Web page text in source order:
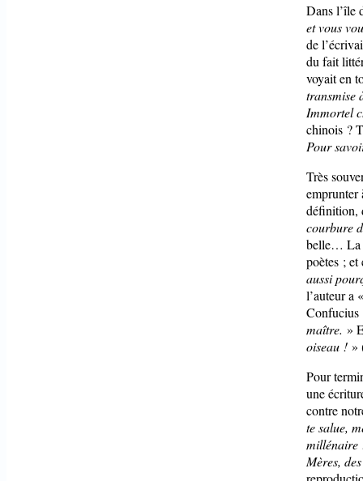
Dans l’île
et vous
de
du fait
voyait en
transmise
Immortel
chinois ?
Pour
Très
emprunter
définition,
courbure
belle… La
poètes ;
aussi
l’auteur a
Confucius
maître. »
oiseau ! »
Pour
une
contre
te salue,
millénaire
Mères,